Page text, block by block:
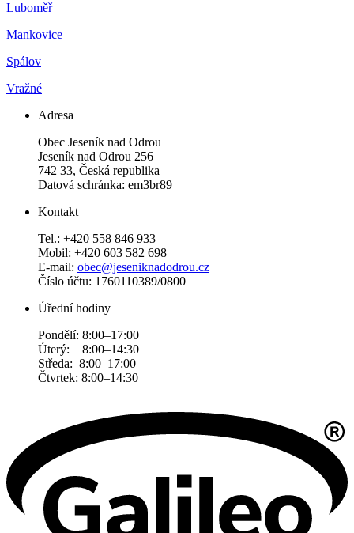
Luboměř
Mankovice
Spálov
Vražné
Adresa
Obec Jeseník nad Odrou
Jeseník nad Odrou 256
742 33, Česká republika
Datová schránka: em3br89
Kontakt
Tel.: +420 558 846 933
Mobil: +420 603 582 698
E-mail: obec@jeseniknadodrou.cz
Číslo účtu: 1760110389/0800
Úřední hodiny
Pondělí: 8:00–17:00
Úterý: 8:00–14:30
Středa: 8:00–17:00
Čtvrtek: 8:00–14:30